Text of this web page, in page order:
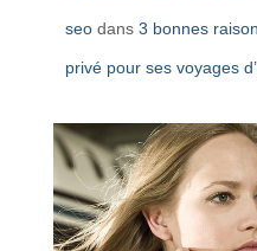
seo dans 3 bonnes
privé pour ses voyages